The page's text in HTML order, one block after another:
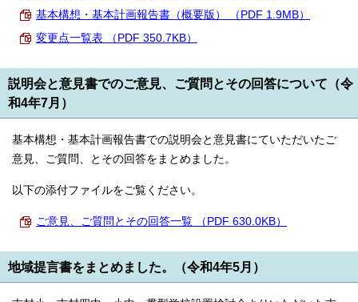
基本構想・基本計画報告書（概要版） （PDF 1.9MB）
変更点一覧表 （PDF 350.7KB）
説明会と意見書でのご意見、ご質問とその回答について（令
和4年7月）
基本構想・基本計画報告書での説明会と意見書にていただいたご
意見、ご質問、とその回答をまとめました。
以下の添付ファイルをご覧ください。
ご意見、ご質問とその回答一覧 （PDF 630.0KB）
地域提言書をまとめました。（令和4年5月）